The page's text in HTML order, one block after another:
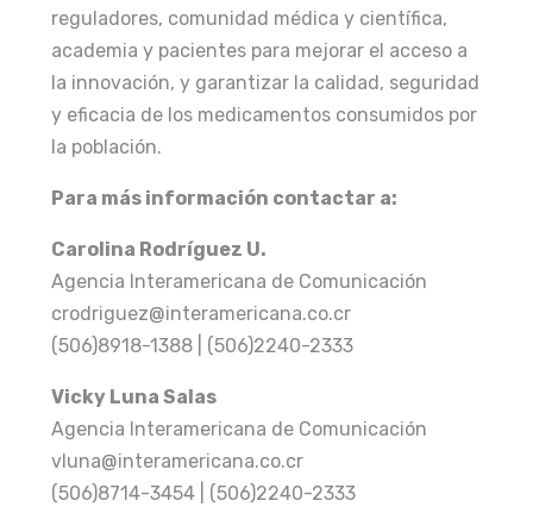
reguladores, comunidad médica y científica,
academia y pacientes para mejorar el acceso a
la innovación, y garantizar la calidad, seguridad
y eficacia de los medicamentos consumidos por
la población.
Para más información contactar a:
Carolina Rodríguez U.
Agencia Interamericana de Comunicación
crodriguez@interamericana.co.cr
(506)8918-1388 | (506)2240-2333
Vicky Luna Salas
Agencia Interamericana de Comunicación
vluna@interamericana.co.cr
(506)8714-3454 | (506)2240-2333